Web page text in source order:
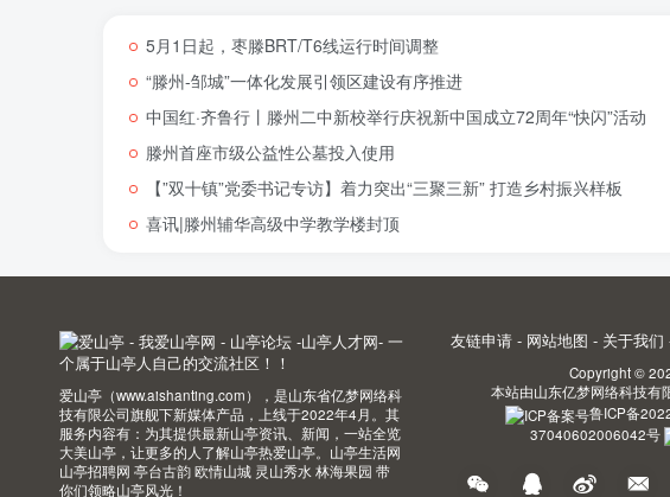
5月1日起，枣滕BRT/T6线运行时间调整
“滕州-邹城”一体化发展引领区建设有序推进
中国红·齐鲁行丨滕州二中新校举行庆祝新中国成立72周年“快闪”活动
滕州首座市级公益性公墓投入使用
【”双十镇”党委书记专访】着力突出“三聚三新” 打造乡村振兴样板
喜讯|滕州辅华高级中学教学楼封顶
爱山亭（www.aishanting.com），是山东省亿梦网络科
技有限公司旗舰下新媒体产品，上线于2022年4月。其
服务内容有：为其提供最新山亭资讯、新闻，一站全览
大美山亭，让更多的人了解山亭热爱山亭。山亭生活网
山亭招聘网 亭台古韵 欧情山城 灵山秀水 林海果园 带
你们领略山亭风光！
友链申请 - 网站地图 - 关于我们
Copyright ©
本站由山东亿梦网络科技有
鲁ICP备
37040602006042号